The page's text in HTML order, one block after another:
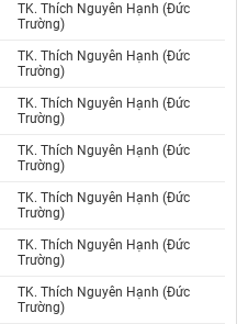
TK. Thích Nguyên Hạnh (Đức
Trường)
TK. Thích Nguyên Hạnh (Đức
Trường)
TK. Thích Nguyên Hạnh (Đức
Trường)
TK. Thích Nguyên Hạnh (Đức
Trường)
TK. Thích Nguyên Hạnh (Đức
Trường)
TK. Thích Nguyên Hạnh (Đức
Trường)
TK. Thích Nguyên Hạnh (Đức
Trường)